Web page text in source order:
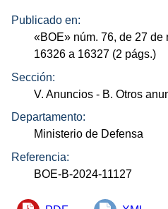
Publicado en:
«BOE» núm. 76, de 27 de
16326 a 16327 (2 págs.)
Sección:
V. Anuncios - B. Otros
Departamento:
Ministerio de Defensa
Referencia:
BOE-B-2024-11127